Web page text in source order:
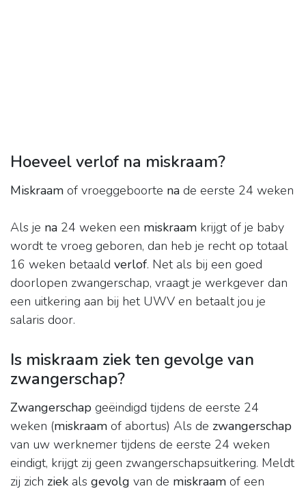
Hoeveel verlof na miskraam?
Miskraam of vroeggeboorte na de eerste 24 weken
Als je na 24 weken een miskraam krijgt of je baby
wordt te vroeg geboren, dan heb je recht op totaal
16 weken betaald verlof. Net als bij een goed
doorlopen zwangerschap, vraagt je werkgever dan
een uitkering aan bij het UWV en betaalt jou je
salaris door.
Is miskraam ziek ten gevolge van
zwangerschap?
Zwangerschap geëindigd tijdens de eerste 24
weken (miskraam of abortus) Als de zwangerschap
van uw werknemer tijdens de eerste 24 weken
eindigt, krijgt zij geen zwangerschapsuitkering. Meldt
zij zich ziek als gevolg van de miskraam of een